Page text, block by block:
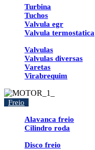
Turbina
Tuchos
Valvula egr
Valvula termostatica
Valvulas
Valvulas diversas
Varetas
Virabrequim
Freio
Alavanca freio
Cilindro roda
Disco freio